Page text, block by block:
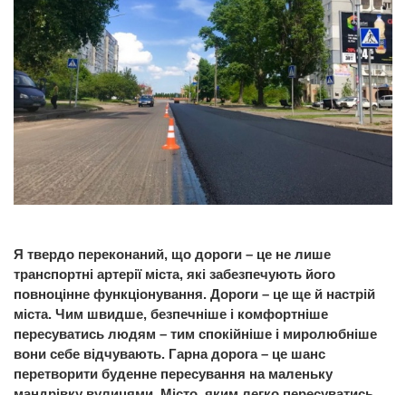
Я твердо переконаний, що дороги – це не лише
транспортні артерії міста, які забезпечують його
повноцінне функціонування. Дороги – це ще й настрій
міста. Чим швидше, безпечніше і комфортніше
пересуватись людям – тим спокійніше і миролюбніше
вони себе відчувають. Гарна дорога – це шанс
перетворити буденне пересування на маленьку